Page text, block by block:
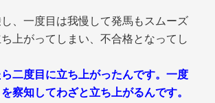
、一度目は我慢して発馬もスムーズ
上がってしまい、不合格となってし
二度目に立ち上がったんです。一度
察知してわざと立ち上がるんです。